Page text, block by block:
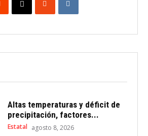
Altas temperaturas y déficit de
precipitación, factores...
Estatal agosto 8, 2026